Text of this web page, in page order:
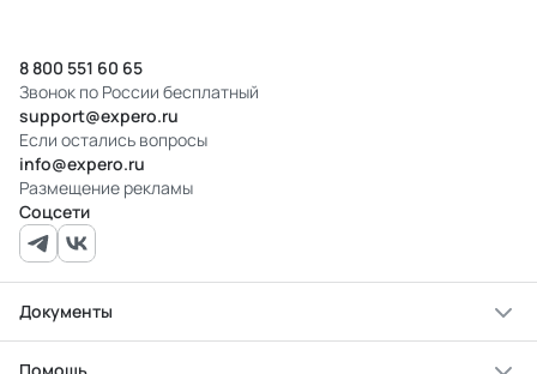
8 800 551 60 65
Звонок по России бесплатный
support@expero.ru
Если остались вопросы
info@expero.ru
Размещение рекламы
Соцсети
Документы